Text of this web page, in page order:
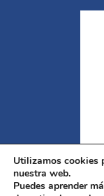
Utilizamos cookies
nuestra web.
Puedes aprender